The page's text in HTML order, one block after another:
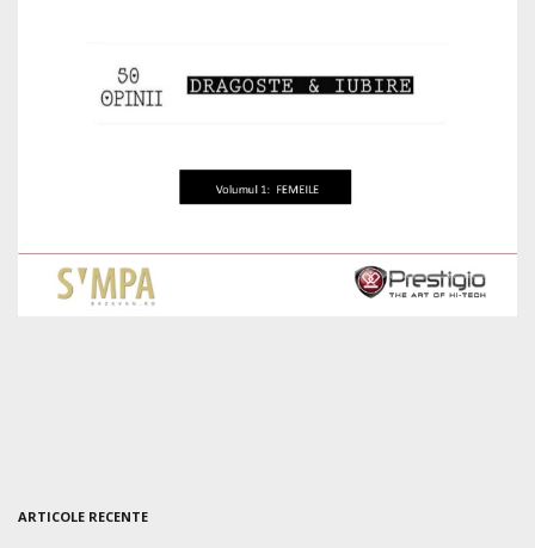
ARTICOLE RECENTE